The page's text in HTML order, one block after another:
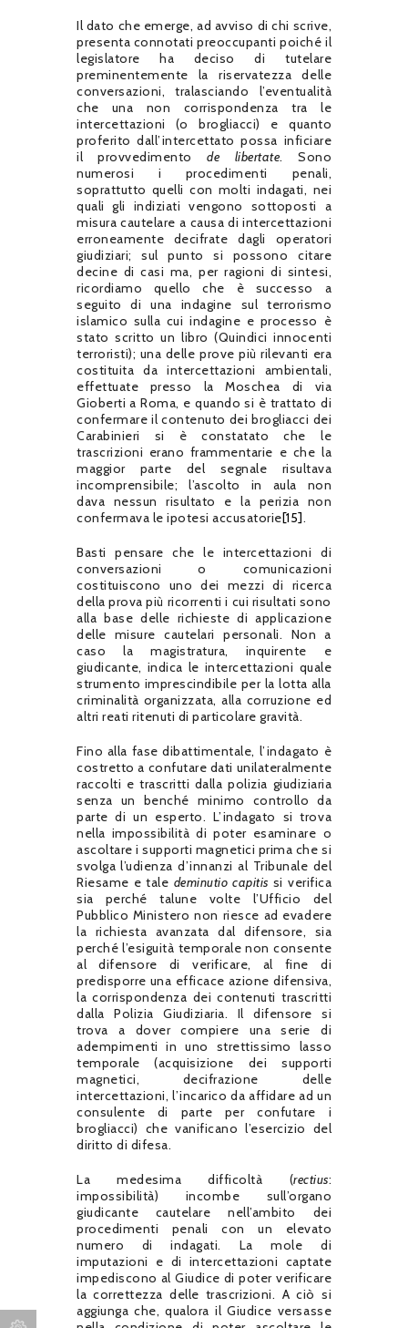
Il dato che emerge, ad avviso di chi scrive,
presenta connotati preoccupanti poiché il
legislatore ha deciso di tutelare
preminentemente la riservatezza delle
conversazioni, tralasciando l’eventualità
che una non corrispondenza tra le
intercettazioni (o brogliacci) e quanto
proferito dall’intercettato possa inficiare
il provvedimentode libertate. Sono
numerosi i procedimenti penali,
soprattutto quelli con molti indagati, nei
quali gli indiziati vengono sottoposti a
misura cautelare a causa di intercettazioni
erroneamente decifrate dagli operatori
giudiziari; sul punto si possono citare
decine di casi ma, per ragioni di sintesi,
ricordiamo quello che è successo a
seguito di una indagine sul terrorismo
islamico sulla cui indagine e processo è
stato scritto un libro (Quindici innocenti
terroristi); una delle prove più rilevanti era
costituita da intercettazioni ambientali,
effettuate presso la Moschea di via
Gioberti a Roma, e quando si è trattato di
confermare il contenuto dei brogliacci dei
Carabinieri si è constatato che le
trascrizioni erano frammentarie e che la
maggior parte del segnale risultava
incomprensibile; l’ascolto in aula non
dava nessun risultato e la perizia non
confermava le ipotesi accusatorie[15].
Basti pensare che le intercettazioni di
conversazioni o comunicazioni
costituiscono uno dei mezzi di ricerca
della prova più ricorrenti i cui risultati sono
alla base delle richieste di applicazione
delle misure cautelari personali. Non a
caso la magistratura, inquirente e
giudicante, indica le intercettazioni quale
strumento imprescindibile per la lotta alla
criminalità organizzata, alla corruzione ed
altri reati ritenuti di particolare gravità.
Fino alla fase dibattimentale, l’indagato è
costretto a confutare dati unilateralmente
raccolti e trascritti dalla polizia giudiziaria
senza un benché minimo controllo da
parte di un esperto. L’indagato si trova
nella impossibilità di poter esaminare o
ascoltare i supporti magnetici prima che si
svolga l’udienza d’innanzi al Tribunale del
Riesame e tale deminutio capitis si verifica
sia perché talune volte l’Ufficio del
Pubblico Ministero non riesce ad evadere
la richiesta avanzata dal difensore, sia
perché l’esiguità temporale non consente
al difensore di verificare, al fine di
predisporre una efficace azione difensiva,
la corrispondenza dei contenuti trascritti
dalla Polizia Giudiziaria. Il difensore si
trova a dover compiere una serie di
adempimenti in uno strettissimo lasso
temporale (acquisizione dei supporti
magnetici, decifrazione delle
intercettazioni, l’incarico da affidare ad un
consulente di parte per confutare i
brogliacci) che vanificano l’esercizio del
diritto di difesa.
La medesima difficoltà (rectius:
impossibilità) incombe sull’organo
giudicante cautelare nell’ambito dei
procedimenti penali con un elevato
numero di indagati. La mole di
imputazioni e di intercettazioni captate
impediscono al Giudice di poter verificare
la correttezza delle trascrizioni. A ciò si
aggiunga che, qualora il Giudice versasse